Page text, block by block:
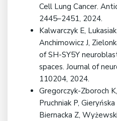
Cell Lung Cancer.
2445–2451, 2024.
Kalwarczyk E,
Anchimowicz J,
of SH-SY5Y
spaces. Journal of
110204, 2024.
Gregorczyk-Zboroch
Pruchniak P,
Biernacka Z,